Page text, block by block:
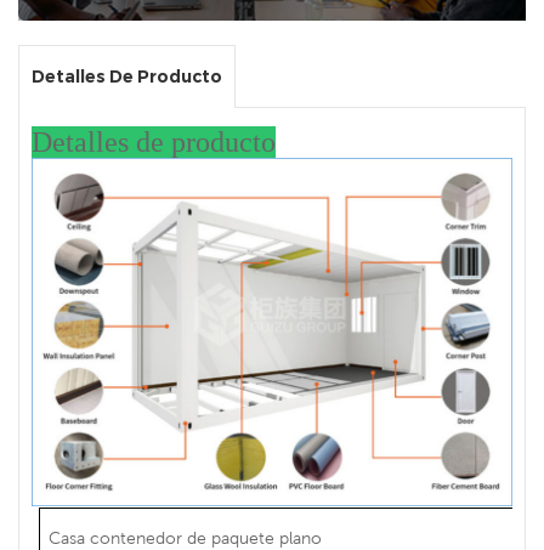
Detalles De Producto
Detalles de producto
Casa contenedor de paquete plano